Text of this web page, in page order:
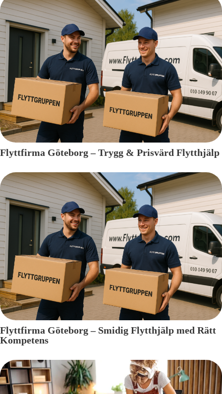
Flyttfirma Göteborg – Trygg & Prisvärd Flytthjälp
Flyttfirma Göteborg – Smidig Flytthjälp med Rätt
Kompetens